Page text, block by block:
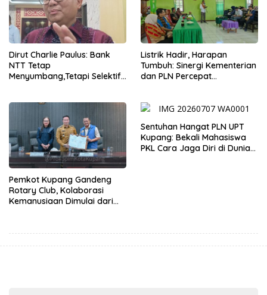
Dirut Charlie Paulus: Bank
NTT Tetap
Menyumbang,Tetapi Selektif
Listrik Hadir, Harapan
Tumbuh: Sinergi Kementerian
dan PLN Percepat
Pemkot Kupang Gandeng
Rotary Club, Kolaborasi
Kemanusiaan Dimulai dari
Sentuhan Hangat PLN UPT
Kupang: Bekali Mahasiswa
PKL Cara Jaga Diri di Dunia